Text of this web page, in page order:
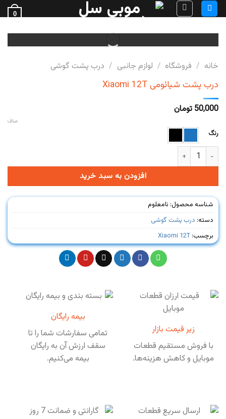
Skip
to
content
0
خانه / فروشگاه / لوازم جانبی / درب پشت گوشی
درب پشت شیائومی Xiaomi 12T
50,000 تومان
رنگ
صاف
درب پشت شیائومی Xiaomi 12T عدد
افزودن به سبد خرید
شناسه محصول: نامعلوم
دسته: درب پشت گوشی
برچسب: Xiaomi 12T
زیر قیمت بازار
با فروش مستقیم قطعات
موبایل و کاهش هزینه‌ها.
بیمه رایگان
تمامی سفارشات شما را تا
سقف ارزش آن به رایگان
بیمه می‌کنیم.